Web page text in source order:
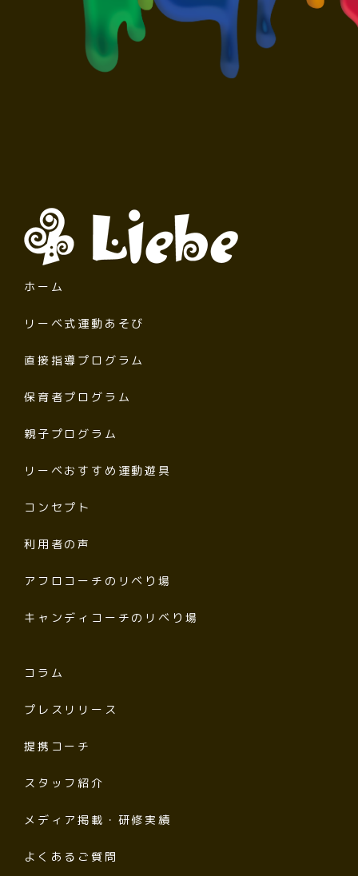
ホーム
リーベ式運動あそび
直接指導プログラム
保育者プログラム
親子プログラム
リーベおすすめ運動遊具
コンセプト
利用者の声
アフロコーチのリベり場
キャンディコーチのリベり場
コラム
プレスリリース
提携コーチ
スタッフ紹介
メディア掲載・研修実績
よくあるご質問